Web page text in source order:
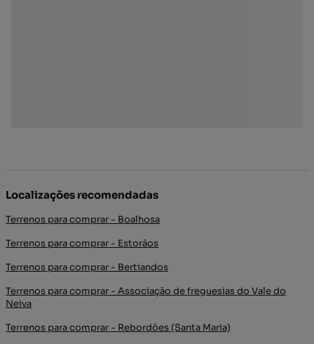
Localizações recomendadas
Terrenos para comprar - Boalhosa
Terrenos para comprar - Estorãos
Terrenos para comprar - Bertiandos
Terrenos para comprar - Associação de freguesias do Vale do
Neiva
Terrenos para comprar - Rebordões (Santa Maria)